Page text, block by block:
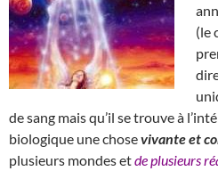
(le
de sang mais qu’il se trouve à
biologique une chosevivante et
plusieurs mondes etde plusieurs